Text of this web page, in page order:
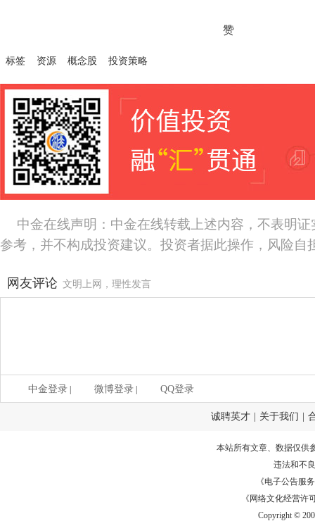
赞
标签 资源 概念股 投资策略
中金在线声明：中金在线转载上述内容，不表明
参考，并不构成投资建议。投资者据此操作，风险自
网友评论 文明上网，理性发言
中金登录 微博登录 QQ登录
诚聘英才 关于我们
本站所有文章、数据仅供
违法和不
《电子公告服务
《网络文化经营许
Copyright ©